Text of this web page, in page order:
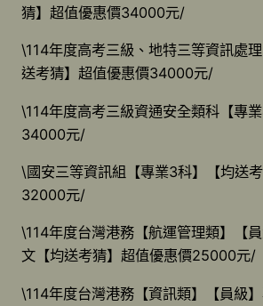
猜】超值優惠價34000元/
\114年度高考三級、地特三等資訊處
送考猜】超值優惠價34000元/
\114年度高考三級資通安全類科【專
34000元/
\國安三等資訊組【專業3科】【均送
32000元/
\114年度台灣港務【航運管理類】【
文【均送考猜】超值優惠價25000元/
\114年度台灣港務【資訊類】【員級